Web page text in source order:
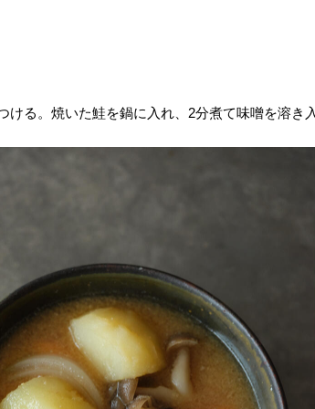
る。焼いた鮭を鍋に入れ、2分煮て味噌を溶き